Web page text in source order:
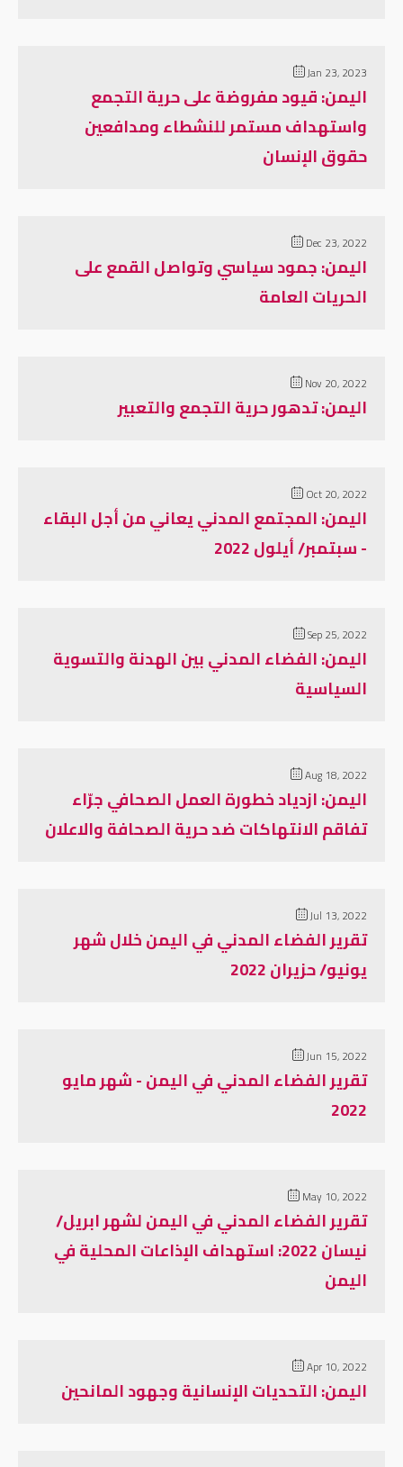
Jan 23, 2023
اليمن: قيود مفروضة على حرية التجمع
واستهداف مستمر للنشطاء ومدافعين
حقوق الإنسان
Dec 23, 2022
اليمن: جمود سياسي وتواصل القمع على
الحريات العامة
Nov 20, 2022
اليمن: تدهور حرية التجمع والتعبير
Oct 20, 2022
اليمن: المجتمع المدني يعاني من أجل البقاء
- سبتمبر/ أيلول 2022
Sep 25, 2022
اليمن: الفضاء المدني بين الهدنة والتسوية
السياسية
Aug 18, 2022
اليمن: ازدياد خطورة العمل الصحافي جرّاء
تفاقم الانتهاكات ضد حرية الصحافة والاعلان
Jul 13, 2022
تقرير الفضاء المدني في اليمن خلال شهر
يونيو/ حزيران 2022
Jun 15, 2022
تقرير الفضاء المدني في اليمن - شهر مايو
2022
May 10, 2022
تقرير الفضاء المدني في اليمن لشهر ابريل/
نيسان 2022: استهداف الإذاعات المحلية في
اليمن
Apr 10, 2022
اليمن: التحديات الإنسانية وجهود المانحين